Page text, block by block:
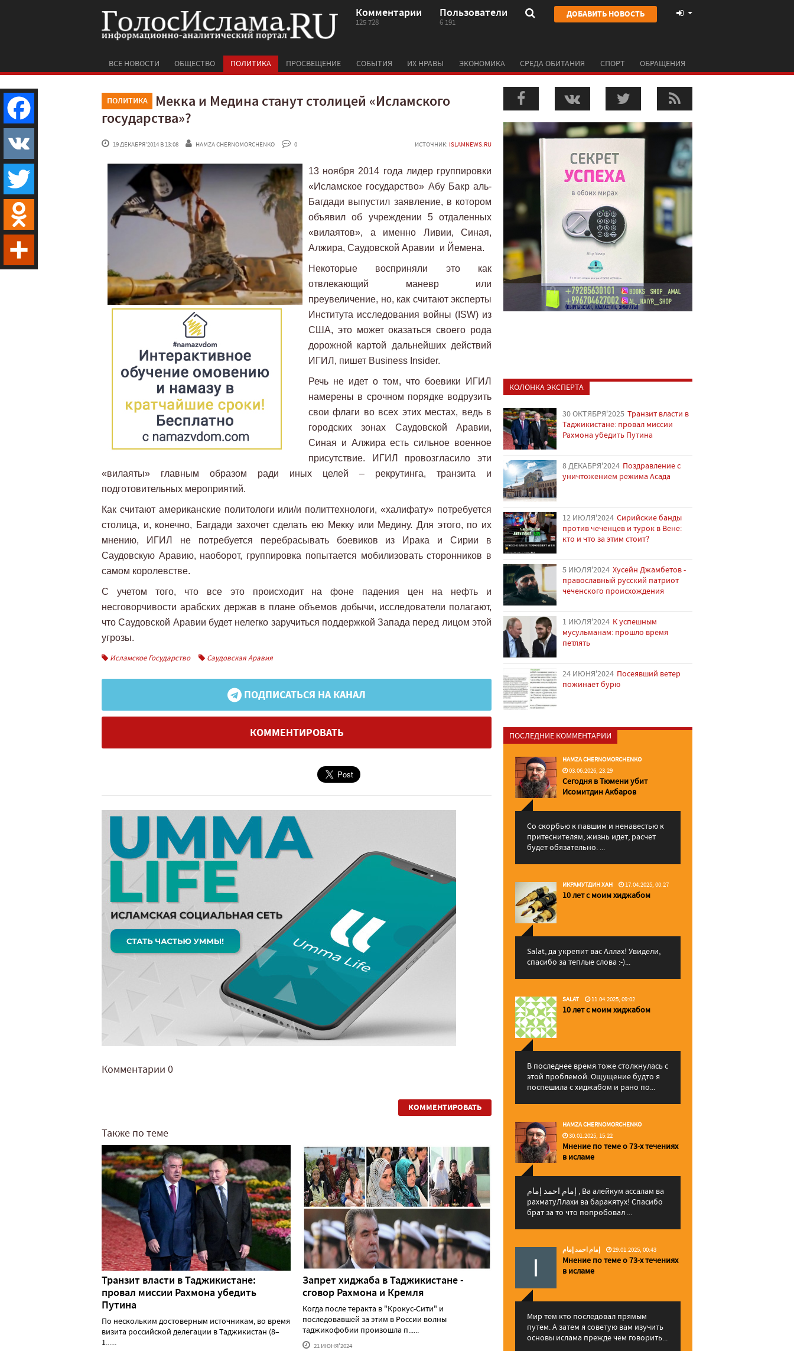
Комментарии
125 728
Пользователи
6 191
ДОБАВИТЬ НОВОСТЬ
ВСЕ НОВОСТИ ОБЩЕСТВО ПОЛИТИКА ПРОСВЕЩЕНИЕ СОБЫТИЯ ИХ НРАВЫ ЭКОНОМИКА СРЕДА ОБИТАНИЯ СПОРТ ОБРАЩЕНИЯ
ПОЛИТИКА
Мекка и Медина станут столицей «Исламского
государства»?
19 ДЕКАБРЯ'2014 В 13:08 HAMZA CHERNOMORCHENKO 0 ИСТОЧНИК: ISLAMNEWS.RU
13 ноября 2014 года лидер группировки
«Исламское государство» Абу Бакр аль-
Багдади выпустил заявление, в котором
объявил об учреждении 5 отдаленных
«вилаятов», а именно Ливии, Синая,
Алжира, Саудовской Аравии и Йемена.
Некоторые восприняли это как
отвлекающий маневр или
преувеличение, но, как считают эксперты
Института исследования войны (ISW) из
США, это может оказаться своего рода
дорожной картой дальнейших действий
ИГИЛ, пишет Business Insider.
Речь не идет о том, что боевики ИГИЛ
намерены в срочном порядке водрузить
свои флаги во всех этих местах, ведь в
городских зонах Саудовской Аравии,
Синая и Алжира есть сильное военное
присутствие. ИГИЛ провозгласило эти
«вилаяты» главным образом ради иных целей – рекрутинга, транзита и
подготовительных мероприятий.
Как считают американские политологи или/и политтехнологи, «халифату» потребуется
столица, и, конечно, Багдади захочет сделать ею Мекку или Медину. Для этого, по их
мнению, ИГИЛ не потребуется перебрасывать боевиков из Ирака и Сирии в
Саудовскую Аравию, наоборот, группировка попытается мобилизовать сторонников в
самом королевстве.
С учетом того, что все это происходит на фоне падения цен на нефть и
несговорчивости арабских держав в плане объемов добычи, исследователи полагают,
что Саудовской Аравии будет нелегко заручиться поддержкой Запада перед лицом этой
угрозы.
Исламское Государство
Саудовская Аравия
ПОДПИСАТЬСЯ НА КАНАЛ
КОММЕНТИРОВАТЬ
Комментарии 0
КОММЕНТИРОВАТЬ
Также по теме
Транзит власти в Таджикистане:
провал миссии Рахмона убедить
Путина
По нескольким достоверным источникам, во время
визита российской делегации в Таджикистан (8–
1......
Запрет хиджаба в Таджикистане -
сговор Рахмона и Кремля
Когда после теракта в "Крокус-Сити" и
последовавшей за этим в России волны
таджикофобии произошла п......
21 ИЮНЯ'2024
КОЛОНКА ЭКСПЕРТА
30 ОКТЯБРЯ'2025 Транзит власти в
Таджикистане: провал миссии
Рахмона убедить Путина
8 ДЕКАБРЯ'2024 Поздравление с
уничтожением режима Асада
12 ИЮЛЯ'2024 Сирийские банды
против чеченцев и турок в Вене:
кто и что за этим стоит?
5 ИЮЛЯ'2024 Хусейн Джамбетов -
православный русский патриот
чеченского происхождения
1 ИЮЛЯ'2024 К успешным
мусульманам: прошло время
петлять
24 ИЮНЯ'2024 Посеявший ветер
пожинает бурю
ПОСЛЕДНИЕ КОММЕНТАРИИ
HAMZA CHERNOMORCHENKO
03.06.2026, 23:29
Сегодня в Тюмени убит
Исомитдин Акбаров
Со скорбью к павшим и ненавестью к
притеснителям, жизнь идет, расчет
будет обязательно. ...
ИКРАМУТДИН ХАН 17.04.2025, 00:27
10 лет с моим хиджабом
Salat, да укрепит вас Аллаx! Увидели,
спасибо за теплые слова :-)...
SALAT 11.04.2025, 09:02
10 лет с моим хиджабом
В последнее время тоже столкнулась с
этой проблемой. Ощущение будто я
поспешила с хиджабом и рано по...
HAMZA CHERNOMORCHENKO
30.01.2025, 15:22
Мнение по теме о 73-х течениях
в исламе
إمام احمد إمام , Ва алейкум ассалам ва
рахматуЛлахи ва баракятух! Спасибо
брат за то что попробовал ...
إمام احمد إمام 29.01.2025, 00:43
Мнение по теме о 73-х течениях
в исламе
Мир тем кто последовал прямым
путем. А затем я советую вам изучить
основы ислама прежде чем говорить...
Facebook
VK
Twitter
Odnoklassniki